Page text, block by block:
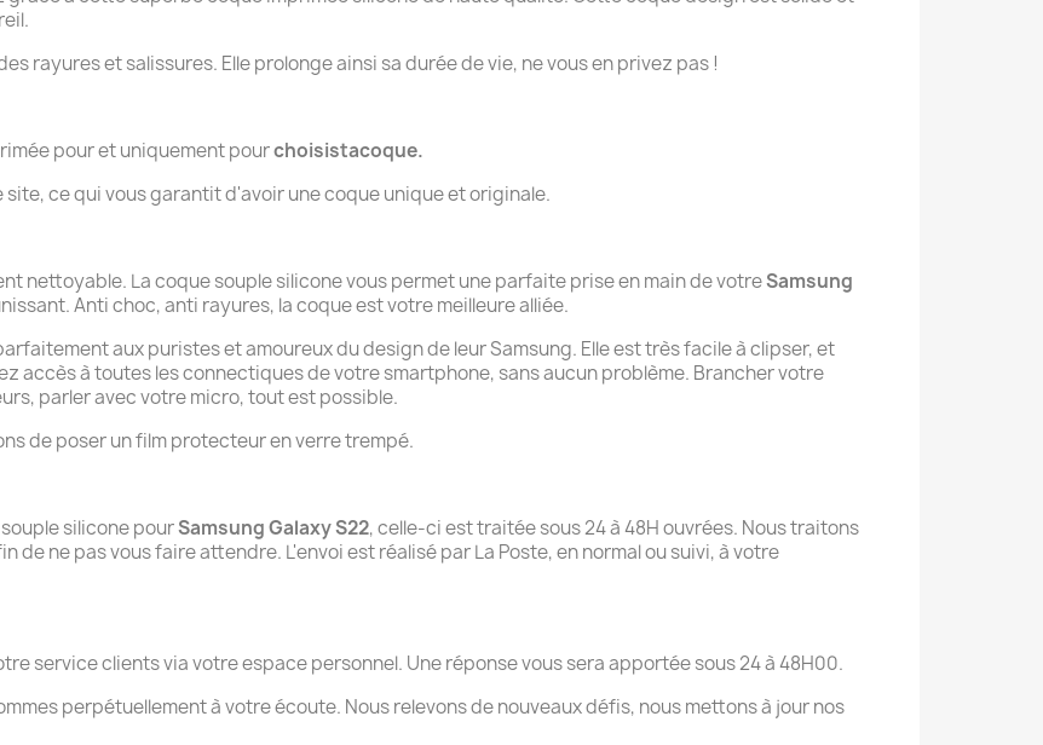
rayures et salissures. Elle prolonge ainsi sa durée de vie, ne vous en privez pas !
pour et uniquement pourchoisistacoque.
ce qui vous garantit d'avoir une coque unique et originale.
nettoyable. La coque souple silicone vous permet une parfaite prise en main de votreSamsung
Anti choc, anti rayures, la coque est votre meilleure alliée.
aux puristes et amoureux du design de leur Samsung. Elle est très facile à clipser, et
accès à toutes les connectiques de votre smartphone, sans aucun problème. Brancher votre
parler avec votre micro, tout est possible.
de poser un film protecteur en verre trempé.
silicone pourSamsung Galaxy S22, celle-ci est traitée sous 24 à 48H ouvrées. Nous traitons
de ne pas vous faire attendre. L'envoi est réalisé par La Poste, en normal ou suivi, à votre
service clients via votre espace personnel. Une réponse vous sera apportée sous 24 à 48H00.
perpétuellement à votre écoute. Nous relevons de nouveaux défis, nous mettons à jour nos